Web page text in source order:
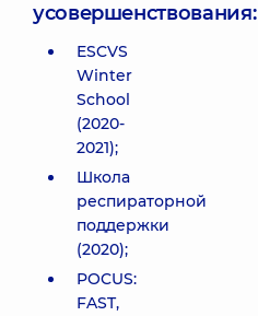
усовершенствования:
ESCVS
Winter
School
(2020-
2021);
Школа
респираторной
поддержки
(2020);
POCUS:
FAST,